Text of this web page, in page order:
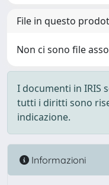
File in questo
Non ci sono file
I documenti in IRIS
tutti i diritti sono
indicazione.
Informazioni